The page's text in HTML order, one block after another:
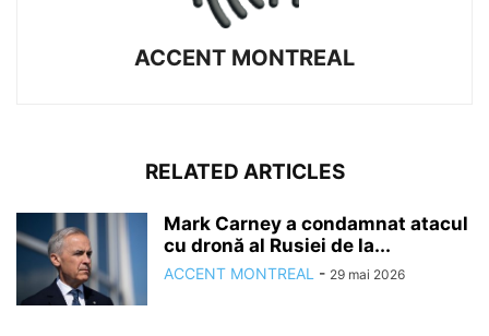
ACCENT MONTREAL
RELATED ARTICLES
Mark Carney a condamnat atacul
cu dronă al Rusiei de la...
ACCENT MONTREAL - 29 mai 2026